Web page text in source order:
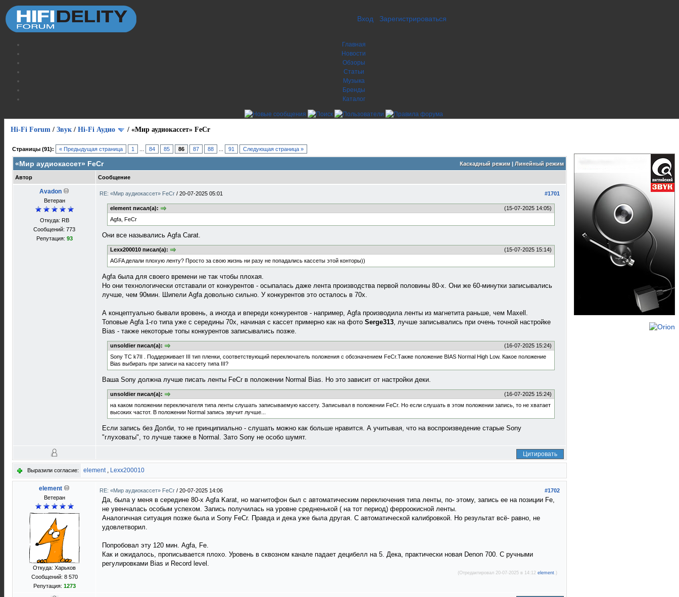
Вход Зарегистрироваться
Главная
Новости
Обзоры
Статьи
Музыка
Бренды
Каталог
Hi-Fi Forum / Звук / Hi-Fi Аудио / «Мир аудиокассет» FeCr
Страницы (91): « Предыдущая страница 1 84 85 86 87 88 91 Следующая страница »
Каскадный режим| Линейный режим
«Мир аудиокассет» FeCr
Автор Сообщение
Avadon
Ветеран
Откуда: RB
Сообщений: 773
Репутация: 93
#1701
RE: «Мир аудиокассет» FeCr / 20-07-2025 05:01
(15-07-2025 14:05)
element писал(а):
Agfa, FeCr
Они все назывались Agfa Carat.
(15-07-2025 15:14)
Lexx200010 писал(а):
AGFA делали плохую ленту? Просто за свою жизнь ни разу не попадались кассеты этой конторы))
Agfa была для своего времени не так чтобы плохая.
Но они технологически отставали от конкурентов - осыпалась даже лента производства первой половины 80-х. Они же 60-минутки записывались
лучше, чем 90мин. Шипели Agfa довольно сильно. У конкурентов это осталось в 70х.
А концептуально бывали вровень, а иногда и впереди конкурентов - например, Agfa производила ленты из магнетита раньше, чем Maxell.
Топовые Agfa 1-го типа уже с середины 70х, начиная с кассет примерно как на фото Serge313, лучше записывались при очень точной настройке
Bias - также некоторые топы конкурентов записывались позже.
(16-07-2025 15:24)
unsoldier писал(а):
Sony TC k7II . Поддерживает III тип пленки, соответствующий переключатель положения с обозначением FeCr.Также положение BIAS Normal High Low. Какое положение
Bias выбирать при записи на кассету типа III?
Ваша Sony должна лучше писать ленты FeCr в положении Normal Bias. Но это зависит от настройки деки.
(16-07-2025 15:24)
unsoldier писал(а):
на каком положении переключателя типа ленты слушать записываемую кассету. Записывал в положении FeCr. Но если слушать в этом положении запись, то не хватает
высоких частот. В положении Normal запись звучит лучше...
Если запись без Долби, то не принципиально - слушать можно как больше нравится. А учитывая, что на воспроизведение старые Sony
"глуховаты", то лучше также в Normal. Зато Sony не особо шумят.
Цитировать
Выразили согласие: element, Lexx200010
element
Ветеран
Откуда: Харьков
Сообщений: 8 570
Репутация: 1273
#1702
RE: «Мир аудиокассет» FeCr / 20-07-2025 14:06
Да, была у меня в середине 80-х Agfa Karat, но магнитофон был с автоматическим переключения типа ленты, по- этому, запись ее на позиции Fe,
не увенчалась особым успехом. Запись получилась на уровне средненькой ( на тот период) ферроокисной ленты.
Аналогичная ситуация позже была и Sony FeCr. Правда и дека уже была другая. С автоматической калибровкой. Но результат всё- равно, не
удовлетворил.
Попробовал эту 120 мин. Agfa, Fe.
Как и ожидалось, прописывается плохо. Уровень в сквозном канале падает децибелл на 5. Дека, практически новая Denon 700. С ручными
регулировками Bias и Record level.
(Отредактировал 20-07-2025 в 14:12 element.)